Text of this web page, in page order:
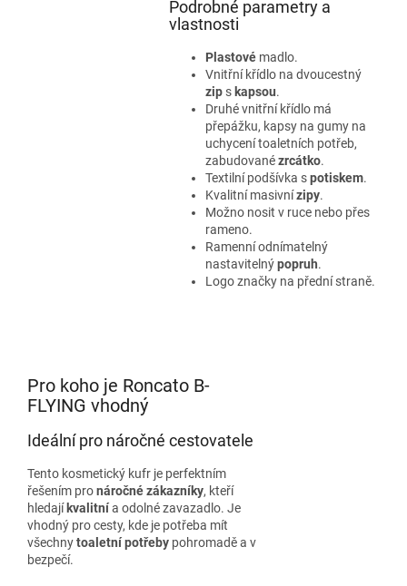
Podrobné parametry a
vlastnosti
Plastovémadlo.
Vnitřní křídlo na dvoucestný
zips kapsou.
Druhé vnitřní křídlo má
přepážku, kapsy na gumy na
uchycení toaletních potřeb,
zabudovanézrcátko.
Textilní podšívka spotiskem.
Kvalitní masivnízipy.
Možno nosit v ruce nebo přes
rameno.
Ramenní odnímatelný
nastavitelnýpopruh.
Logo značky na přední straně.
Pro koho je Roncato B-
FLYING vhodný
Ideální pro náročné cestovatele
Tento kosmetický kufr je perfektním
řešením pronáročné zákazníky, kteří
hledají kvalitnía odolné zavazadlo. Je
vhodný pro cesty, kde je potřeba mít
všechnytoaletní potřeby pohromadě a v
bezpečí.